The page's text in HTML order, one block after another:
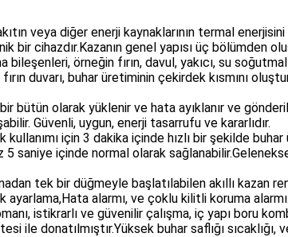
veya diğer enerji kaynaklarının termal
bir cihazdır.Kazanın genel yapısı üç bölümden
bileşenleri, örneğin fırın, davul, yakıcı, su
fırın duvarı, buhar üretiminin çekirdek kısmını
bütün olarak yüklenir ve hata ayıklanır ve
Güvenli, uygun, enerji tasarrufu ve kararlıdır.
kullanımı için 3 dakika içinde hızlı bir şekilde
5 saniye içinde normal olarak
tek bir düğmeyle başlatılabilen akıllı kazan
alarmı, ve çoklu kilitli koruma alarmı.
istikrarlı ve güvenilir çalışma, iç yapı boru
ile donatılmıştır.Yüksek buhar saflığı